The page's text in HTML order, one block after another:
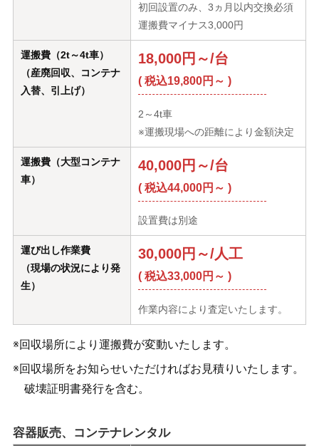
初回設置のみ、3ヵ月以内交換必須
運搬費マイナス3,000円
運搬費（2t～4t車）
（産廃回収、コンテナ
入替、引上げ）
18,000円～/台
( 税込19,800円～ )
2～4t車
※運搬現場への距離により金額決定
運搬費（大型コンテナ
車）
40,000円～/台
( 税込44,000円～ )
設置費は別途
運び出し作業費
（現場の状況により発
生）
30,000円～/人工
( 税込33,000円～ )
作業内容により査定いたします。
※回収場所により運搬費が変動いたします。
※回収場所をお知らせいただければお見積りいたします。
破壊証明書発行を含む。
容器販売、コンテナレンタル